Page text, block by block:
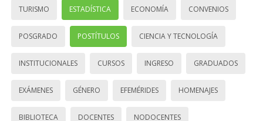
TURISMO ESTADÍSTICA ECONOMÍA CONVENIOS
POSGRADO POSTÍTULOS CIENCIA Y TECNOLOGÍA
INSTITUCIONALES CURSOS INGRESO GRADUADOS
EXÁMENES GÉNERO EFEMÉRIDES HOMENAJES
BIBLIOTECA DOCENTES NODOCENTES